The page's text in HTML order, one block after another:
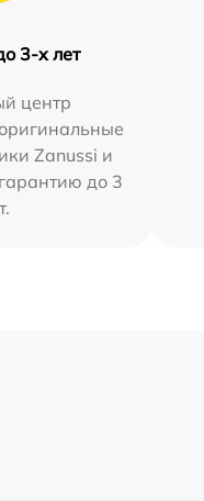
3-х лет
центр
Zanussi и
до 3